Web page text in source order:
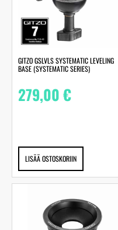
GITZO GSLVLS SYSTEMATIC LEVELING
BASE (SYSTEMATIC SERIES)
279,00€
LISÄÄ OSTOSKORIIN